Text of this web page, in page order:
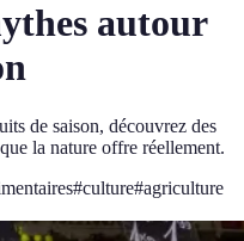
autour
de saison, découvrez des
la nature offre réellement.
#culture#agriculture